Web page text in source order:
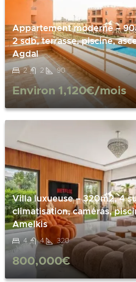
Appartement moderne –
2 sdb, terrasse, piscine,
Agdal
2 2 90
Environ 1,120€/mois
Villa luxueuse – 320m2, 4
climatisation, caméras,
Amelkis
4 4 320
800,000€